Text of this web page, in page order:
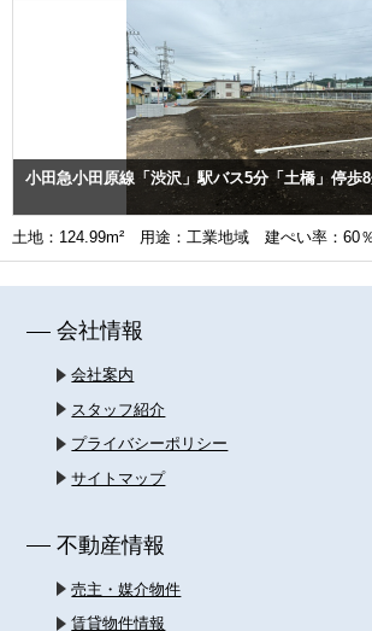
小田急小田原線「渋沢」駅バス5分「土橋」停歩
土地：124.99m² 用途：工業地域 建ぺい率：
会社情報
会社案内
スタッフ紹介
プライバシーポリシー
サイトマップ
不動産情報
売主・媒介物件
賃貸物件情報